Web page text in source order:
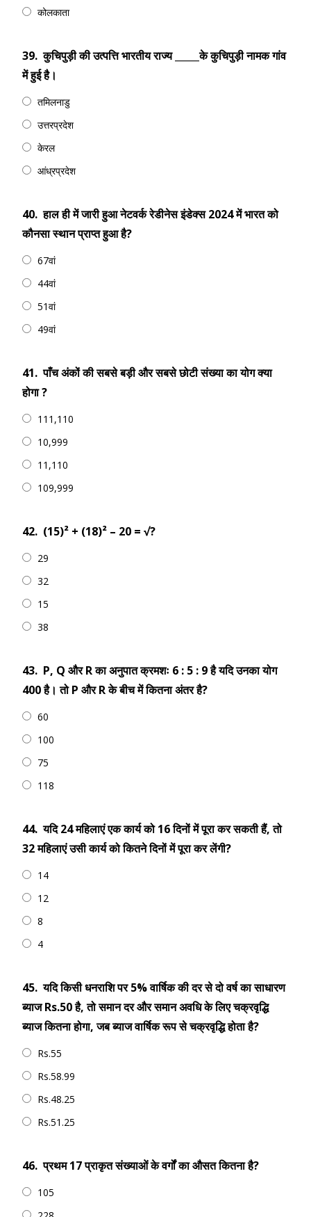
कोलकाता
39. कुचिपुड़ी की उत्पत्ति भारतीय राज्य _____के कुचिपुड़ी नामक गांव
में हुई है।
तमिलनाडु
उत्तरप्रदेश
केरल
आंध्रप्रदेश
40. हाल ही में जारी हुआ नेटवर्क रेडीनेस इंडेक्स 2024 में भारत को
कौनसा स्थान प्राप्त हुआ है?
67वां
44वां
51वां
49वां
41. पाँच अंकों की सबसे बड़ी और सबसे छोटी संख्या का योग क्या
होगा ?
111,110
10,999
11,110
109,999
42. (15)² + (18)² – 20 = √?
29
32
15
38
43. P, Q और R का अनुपात क्रमशः 6 : 5 : 9 है यदि उनका योग
400 है। तो P और R के बीच में कितना अंतर है?
60
100
75
118
44. यदि 24 महिलाएं एक कार्य को 16 दिनों में पूरा कर सकती हैं, तो
32 महिलाएं उसी कार्य को कितने दिनों में पूरा कर लेंगी?
14
12
8
4
45. यदि किसी धनराशि पर 5% वार्षिक की दर से दो वर्ष का साधारण
ब्याज Rs.50 है, तो समान दर और समान अवधि के लिए चक्रवृद्धि
ब्याज कितना होगा, जब ब्याज वार्षिक रूप से चक्रवृद्धि होता है?
Rs.55
Rs.58.99
Rs.48.25
Rs.51.25
46. प्रथम 17 प्राकृत संख्याओं के वर्गों का औसत कितना है?
105